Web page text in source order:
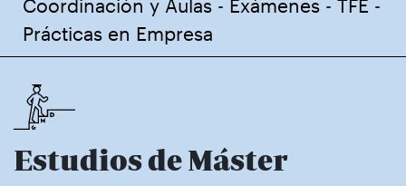
Coordinación y Aulas - Exámenes - TFE -
Prácticas en Empresa
Estudios de Máster